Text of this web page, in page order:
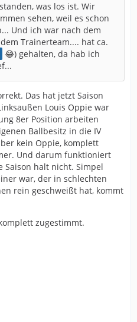
was los ist. Wir
sehen, weil es schon
Und ich war nach dem
Trainerteam.... hat ca.
😂) gehalten, da hab ich
Das hat jetzt Saison
Louis Oppie war
8er Position arbeiten
Ballbesitz in die IV
kein Oppie, komplett
Und darum funktioniert
Saison halt nicht. Simpel
war, der in schlechten
rein geschweißt hat, kommt
zugestimmt.